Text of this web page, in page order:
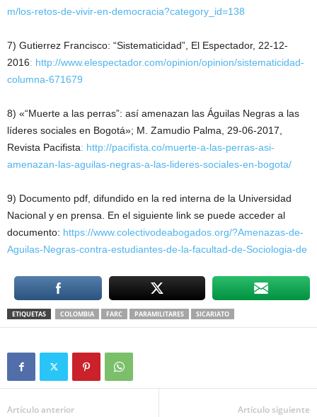
m/los-retos-de-vivir-en-democracia?category_id=138
7) Gutierrez Francisco: “Sistematicidad”, El Espectador, 22-12-
2016: http://www.elespectador.com/opinion/opinion/sistematicidad-
columna-671679
8) «“Muerte a las perras”: así amenazan las Águilas Negras a las
líderes sociales en Bogotá»; M. Zamudio Palma, 29-06-2017,
Revista Pacifista: http://pacifista.co/muerte-a-las-perras-asi-
amenazan-las-aguilas-negras-a-las-lideres-sociales-en-bogota/
9) Documento pdf, difundido en la red interna de la Universidad
Nacional y en prensa. En el siguiente link se puede acceder al
documento: https://www.colectivodeabogados.org/?Amenazas-de-
Aguilas-Negras-contra-estudiantes-de-la-facultad-de-Sociologia-de
ETIQUETAS COLOMBIA FARC PARAMILITARES SICARIATO
Artículo anterior Artículo siguiente